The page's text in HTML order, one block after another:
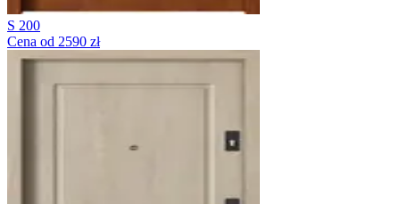
S 200
Cena od 2590 zł